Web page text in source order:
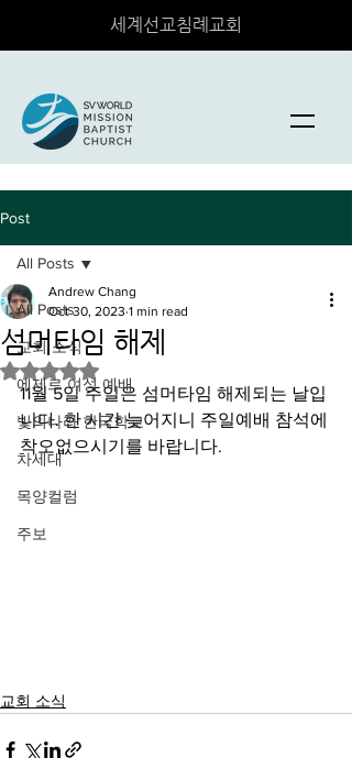
세계선교침례교회
Post
All Posts
교회 소식
에제르 여성 예배
빛의나라 한국학교
차세대
목양컬럼
주보
All Posts
섬머타임 해제
Andrew Chang
Oct 30, 2023 1 min read
Rated NaN out of 5 stars.
11월 5일 주일은 섬머타임 해제되는 날입
니다. 한 시간 늦어지니 주일예배 참석에
착오없으시기를 바랍니다.
교회 소식